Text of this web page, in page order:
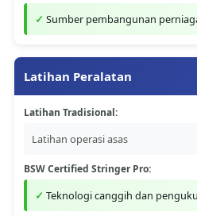
Sumber pembangunan
Latihan Peralatan
Latihan Tradisional:
Latihan operasi asas
BSW Certified Stringer Pro:
Teknologi canggih dan